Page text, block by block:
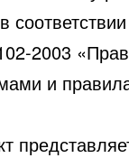
2003
и